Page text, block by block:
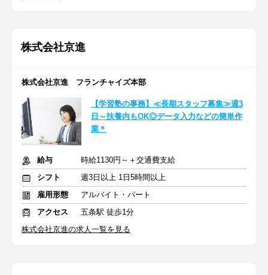
株式会社京進
株式会社京進 フランチャイズ本部
【学習塾の事務】≪長期スタッフ募集≫週3
日～扶養内もOK◎データ入力などの簡単作
業＊
給与
時給1130円～＋交通費支給
シフト
週3日以上 1日5時間以上
雇用形態
アルバイト・パート
アクセス
五条駅 徒歩1分
株式会社京進の求人一覧を見る